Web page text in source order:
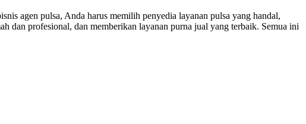
agen pulsa, Anda harus memilih penyedia layanan pulsa yang handal,
dan profesional, dan memberikan layanan purna jual yang terbaik. Semua ini